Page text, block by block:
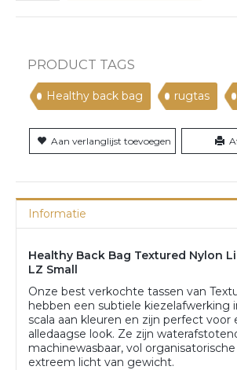
PRODUCT TAGS
Healthy back bag rugtas
Aan verlanglijst toevoegen
Informatie
Healthy Back Bag Textured Nylon
LZ Small
Onze best verkochte tassen van
hebben een subtiele kiezelafwerking
scala aan kleuren en zijn perfect voor
alledaagse look. Ze zijn
machinewasbaar, vol
extreem licht van gewicht.